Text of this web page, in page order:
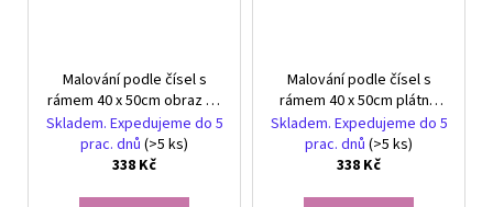
Malování podle čísel s
rámem 40 x 50cm obraz na
plátně Kouzelný měsíc
Skladem. Expedujeme do 5
prac. dnů (>5 ks)
338 Kč
Malování podle čísel s
rámem 40 x 50cm plátno
Noc Měsíc nad mořem
Skladem. Expedujeme do 5
prac. dnů (>5 ks)
338 Kč